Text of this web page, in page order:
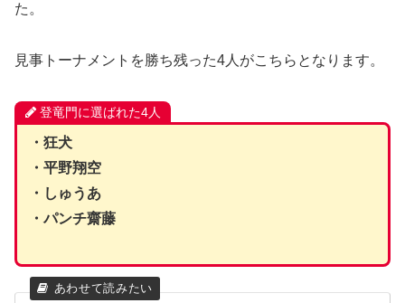
た。
見事トーナメントを勝ち残った4人がこちらとなります。
登竜門に選ばれた4人
・狂犬
・平野翔空
・しゅうあ
・パンチ齋藤